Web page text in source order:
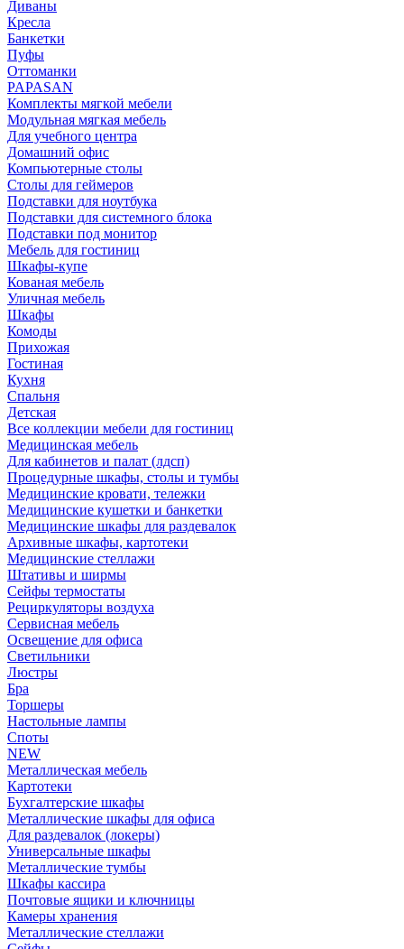
Диваны
Кресла
Банкетки
Пуфы
Оттоманки
PAPASAN
Комплекты мягкой мебели
Модульная мягкая мебель
Для учебного центра
Домашний офис
Компьютерные столы
Столы для геймеров
Подставки для ноутбука
Подставки для системного блока
Подставки под монитор
Мебель для гостиниц
Шкафы-купе
Кованая мебель
Уличная мебель
Шкафы
Комоды
Прихожая
Гостиная
Кухня
Спальня
Детская
Все коллекции мебели для гостиниц
Медицинская мебель
Для кабинетов и палат (лдсп)
Процедурные шкафы, столы и тумбы
Медицинские кровати, тележки
Медицинские кушетки и банкетки
Медицинские шкафы для раздевалок
Архивные шкафы, картотеки
Медицинские стеллажи
Штативы и ширмы
Сейфы термостаты
Рециркуляторы воздуха
Сервисная мебель
Освещение для офиса
Светильники
Люстры
Бра
Торшеры
Настольные лампы
Споты
NEW
Металлическая мебель
Картотеки
Бухгалтерские шкафы
Металлические шкафы для офиса
Для раздевалок (локеры)
Универсальные шкафы
Металлические тумбы
Шкафы кассира
Почтовые ящики и ключницы
Камеры хранения
Металлические стеллажи